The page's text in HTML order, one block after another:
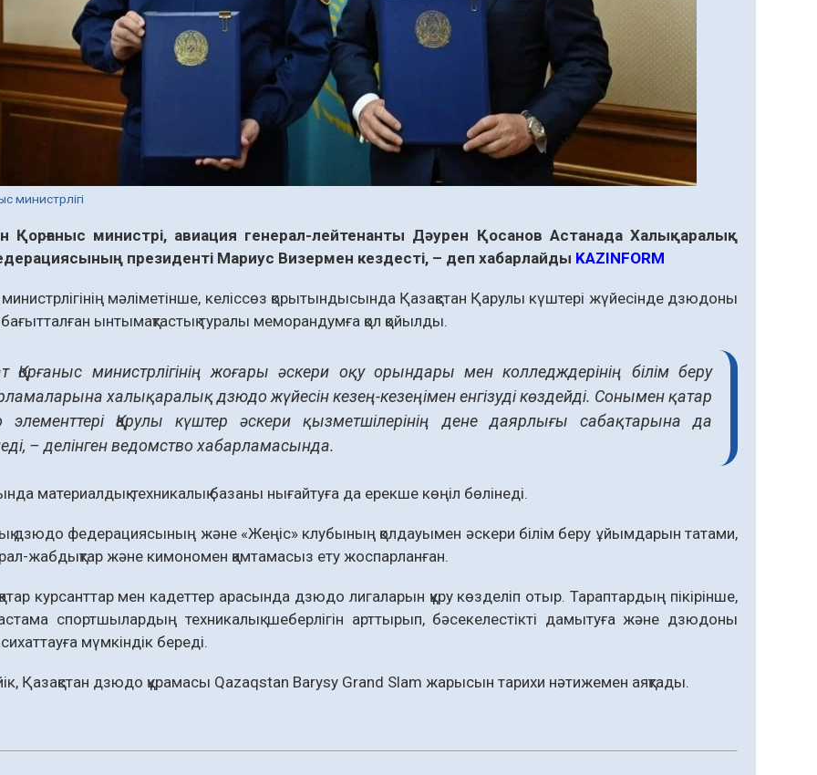
министрлігі
Қорғаныс министрі, авиация генерал-лейтенанты Дәурен Қосанов Астанада Халықаралық
президенті Мариус Визермен кездесті, – деп хабарлайды KAZINFORM
мәліметінше, келіссөз қорытындысында Қазақстан Қарулы күштері жүйесінде дзюдоны
ынтымақтастық туралы меморандумға қол қойылды.
Қорғаныс министрлігінің жоғары әскери оқу орындары мен колледждерінің білім беру
халықаралық дзюдо жүйесін кезең-кезеңімен енгізуді көздейді. Сонымен қатар
элементтері Қарулы күштер әскери қызметшілерінің дене даярлығы сабақтарына да
– делінген ведомство хабарламасында.
материалдық-техникалық базаны нығайтуға да ерекше көңіл бөлінеді.
дзюдо федерациясының және «Жеңіс» клубының қолдауымен әскери білім беру ұйымдарын татами,
жабдықтар және кимономен қамтамасыз ету жоспарланған.
курсанттар мен кадеттер арасында дзюдо лигаларын құру көзделіп отыр. Тараптардың пікірінше,
спортшылардың техникалық шеберлігін арттырып, бәсекелестікті дамытуға және дзюдоны
мүмкіндік береді.
Қазақстан дзюдо құрамасы Qazaqstan Barysy Grand Slam жарысын тарихи нәтижемен аяқтады.